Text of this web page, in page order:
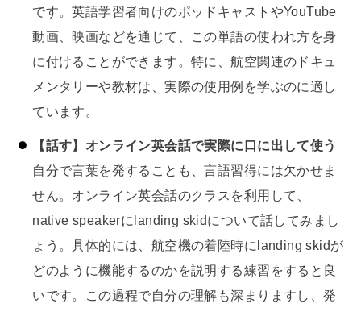
です。英語学習者向けのポッドキャストやYouTube
動画、映画などを通じて、この単語の使われ方を身
に付けることができます。特に、航空関連のドキュ
メンタリーや教材は、実際の使用例を学ぶのに適し
ています。
【話す】オンライン英会話で実際に口に出して使う
自分で言葉を発することも、言語習得には欠かせま
せん。オンライン英会話のクラスを利用して、
native speakerにlanding skidについて話してみまし
ょう。具体的には、航空機の着陸時にlanding skidが
どのように機能するのかを説明する練習をすると良
いです。この過程で自分の理解も深まりますし、発